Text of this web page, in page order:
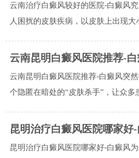
云南治疗白癜风较好的医院-白癜风
人困扰的皮肤疾病，以皮肤上出现大
云南昆明白癜风医院推荐-
云南昆明白癜风医院推荐-白癜风突
个隐匿在暗处的“皮肤杀手”，让众多
昆明治疗白癜风医院哪家好
昆明治疗白癜风医院哪家好-白癜风